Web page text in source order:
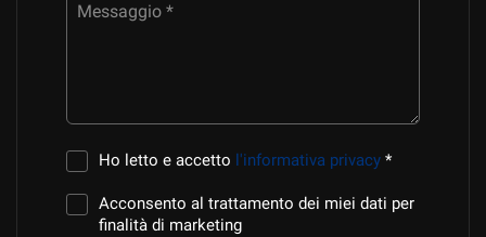
Messaggio *
Ho letto e accetto l'informativa privacy *
Acconsento al trattamento dei miei dati per
finalità di marketing